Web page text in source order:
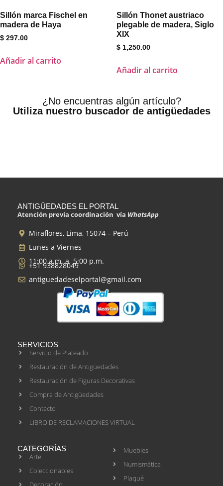
Sillón marca Fischel en
madera de Haya
$ 297.00
Añadir al carrito
Sillón Thonet austriaco
plegable de madera, Siglo
XIX
$ 1,250.00
Añadir al carrito
¿No encuentras algún artículo?
Utiliza nuestro buscador de antigüedades
ANTIGÜEDADES EL PORTAL
Atención previa coordinación vía WhatsApp
Miraflores, Lima, 15074 – Perú
Lunes a Viernes
11:00 a.m. a 5:00 p.m.
+51 938828049
antiguedadeselportal@gmail.com
SERVICIOS
Servicio de Plateado
Restauración de Antigüedades
Restauración de Figuras Decorativas
Compra de Antigüedades
Contacto
LIBRO DE RECLAMACIONES VIRTUAL
CATEGORÍAS
Arte
Coleccionables
Muebles
Numismática
Plaqué